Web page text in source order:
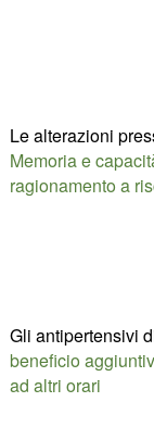
Le alterazioni
Memoria e
ragionamento a
Gli antipertensivi
beneficio
ad altri orari